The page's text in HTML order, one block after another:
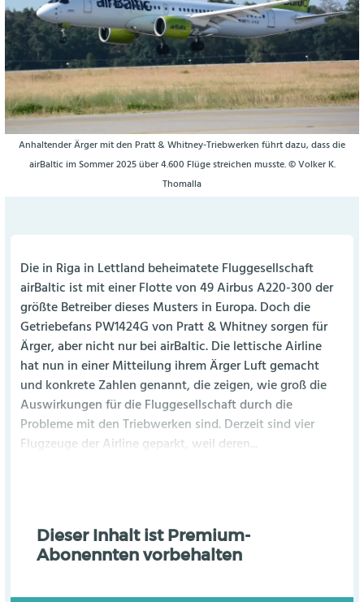
Anhaltender Ärger mit den Pratt & Whitney-Triebwerken führt dazu, dass die
airBaltic im Sommer 2025 über 4.600 Flüge streichen musste. © Volker K.
Thomalla
Die in Riga in Lettland beheimatete Fluggesellschaft
airBaltic ist mit einer Flotte von 49 Airbus A220-300 der
größte Betreiber dieses Musters in Europa. Doch die
Getriebefans PW1424G von Pratt & Whitney sorgen für
Ärger, aber nicht nur bei airBaltic. Die lettische Airline
hat nun in einer Mitteilung ihrem Ärger Luft gemacht
und konkrete Zahlen genannt, die zeigen, wie groß die
Auswirkungen für die Fluggesellschaft durch die
Probleme mit den Triebwerken sind. Derzeit sind vier
Flugzeuge der Airline geparkt, weil deren...
Dieser Inhalt ist Premium-
Abonennten vorbehalten